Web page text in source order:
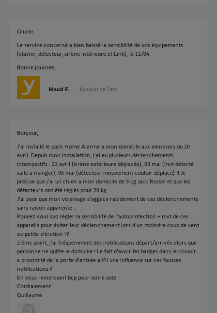
Olivier,
Le service concerné a bien baissé la sensibilité de vos équipements
(clavier, détecteur, sirène intérieure et Link), le 11/04.
Bonne journée,
Maud F. il y a plus de 3 ans
Bonjour,
J'ai installé le pack Home Alarme a mon domicile aux alentours du 20
avril. Depuis mon installation, j'ai eu plusieurs déclenchements
intempestifs : 23 avril (sirène extérieure déplacée), 03 mai (mvt détecté
salle a manger), 05 mai (détecteur mouvement couloir déplacé) !! Je
précise que j'ai un chien a mon domicile de 9 kg Jack Russel et que les
détecteurs ont été réglés pour 20 kg.
J'ai peur que mon voisinage s'aggace rapidement de ces déclenchements
sans raison apparente ..
Pouvez vous svp régler la sensibilité de l'autoprotection + mvt de ces
appareils pour éviter leur déclenchement lors d'un moindre coup de vent
ou petite vibration ??
2 ème point, j'ai fréquemment des notifications départ/arrivée alors que
personne ne quitte le domicile ! Le fait d'avoir les badges dans le couloir
a proximité de la porte d'entrée a t'il une influence sur ces fausses
notifications ?
En vous remerciant bcp pour votre aide
Cordialement
Guillaume